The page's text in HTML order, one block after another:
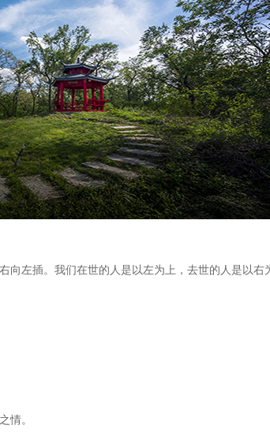
左插。我们在世的人是以左为上，去世的人是以
情。